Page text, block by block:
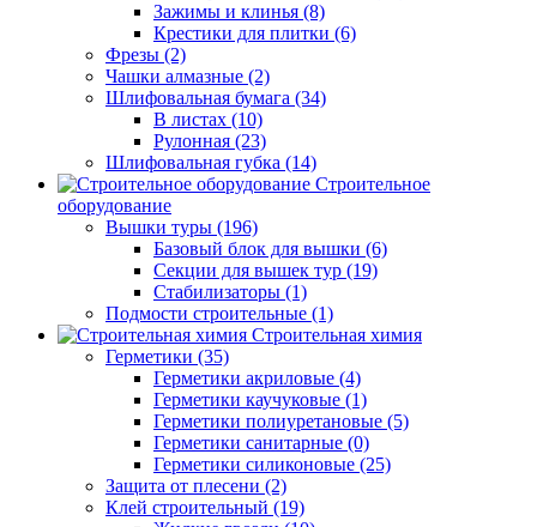
Зажимы и клинья (8)
Крестики для плитки (6)
Фрезы (2)
Чашки алмазные (2)
Шлифовальная бумага (34)
В листах (10)
Рулонная (23)
Шлифовальная губка (14)
Строительное
оборудование
Вышки туры (196)
Базовый блок для вышки (6)
Секции для вышек тур (19)
Стабилизаторы (1)
Подмости строительные (1)
Строительная химия
Герметики (35)
Герметики акриловые (4)
Герметики каучуковые (1)
Герметики полиуретановые (5)
Герметики санитарные (0)
Герметики силиконовые (25)
Защита от плесени (2)
Клей строительный (19)